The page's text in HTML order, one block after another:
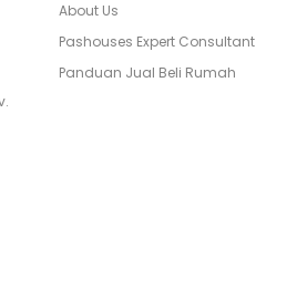
About Us
Pashouses Expert Consultant
Panduan Jual Beli Rumah